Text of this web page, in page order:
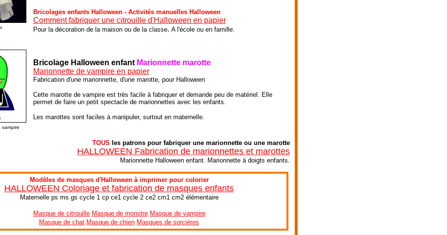
Bricolages enfants Halloween - Activités manuelles Halloween
Comment fabriquer une citrouille d'Halloween en papier
Pour la décoration de la maison ou de la classe. A l'école ou en famille.
Bricolage Halloween enfant Marionnette marotte
Marionnette de vampire en papier
Fabrication d'une marionnette, d'une marotte, pour Halloween
Cette marotte de vampire est très facile à fabriquer et demande peu de matériel. Elle
permet de faire un petit spectacle de marionnettes avec les enfants.
Les marottes sont faciles à manipuler, surtout en maternelle.
TOUS les patrons pour fabriquer une marionnette ou une marotte
HALLOWEEN Fabrication de marionnettes et marottes
Marionnette Halloween enfant. Marionnette à doigts enfants.
Modèles de masques d'Halloween à imprimer pour colorier
HALLOWEEN Coloriage et fabrication de masques enfants
Maternelle ps ms gs cycle 1 cp ce1 cycle 2 ce2 cm1 cm2 élémentaire
Masque de citrouille Masque de monstre Masque de vampire
Masque de chat Masque de chien Masques de sorcières